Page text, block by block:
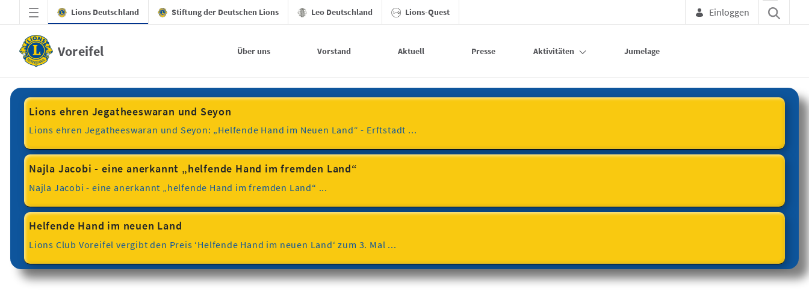
Zum Hauptinhalt springen
Lions Deutschland Stiftung der Deutschen Lions Leo Deutschland Lions-Quest Einloggen
Voreifel Über uns Vorstand Aktuell Presse Aktivitäten Jumelage
Helfende Hand - Voreifel
Lions ehren Jegatheeswaran und Seyon
Lions ehren Jegatheeswaran und Seyon: „Helfende Hand im Neuen Land“ - Erftstadt ...
Najla Jacobi - eine anerkannt „helfende Hand im fremden Land“
Najla Jacobi - eine anerkannt „helfende Hand im fremden Land“ ...
Helfende Hand im neuen Land
Lions Club Voreifel vergibt den Preis ‘Helfende Hand im neuen Land‘ zum 3. Mal ...